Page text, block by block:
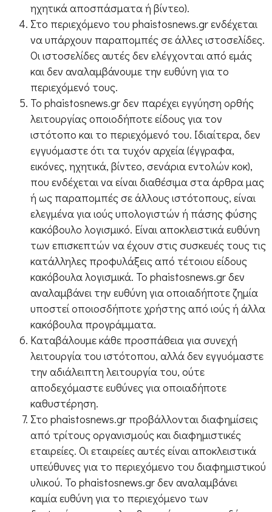
ηχητικά αποσπάσματα ή βίντεο).
Στο περιεχόμενο του phaistosnews.gr ενδέχεται
να υπάρχουν παραπομπές σε άλλες ιστοσελίδες.
Οι ιστοσελίδες αυτές δεν ελέγχονται από εμάς
και δεν αναλαμβάνουμε την ευθύνη για το
περιεχόμενό τους.
Το phaistosnews.gr δεν παρέχει εγγύηση ορθής
λειτουργίας οποιοδήποτε είδους για τον
ιστότοπο και το περιεχόμενό του. Ιδιαίτερα, δεν
εγγυόμαστε ότι τα τυχόν αρχεία (έγγραφα,
εικόνες, ηχητικά, βίντεο, σενάρια εντολών κοκ),
που ενδέχεται να είναι διαθέσιμα στα άρθρα μας
ή ως παραπομπές σε άλλους ιστότοπους, είναι
ελεγμένα για ιούς υπολογιστών ή πάσης φύσης
κακόβουλο λογισμικό. Είναι αποκλειστικά ευθύνη
των επισκεπτών να έχουν στις συσκευές τους τις
κατάλληλες προφυλάξεις από τέτοιου είδους
κακόβουλα λογισμικά. Το phaistosnews.gr δεν
αναλαμβάνει την ευθύνη για οποιαδήποτε ζημία
υποστεί οποιοσδήποτε χρήστης από ιούς ή άλλα
κακόβουλα προγράμματα.
Καταβάλουμε κάθε προσπάθεια για συνεχή
λειτουργία του ιστότοπου, αλλά δεν εγγυόμαστε
την αδιάλειπτη λειτουργία του, ούτε
αποδεχόμαστε ευθύνες για οποιαδήποτε
καθυστέρηση.
Στο phaistosnews.gr προβάλλονται διαφημίσεις
από τρίτους οργανισμούς και διαφημιστικές
εταιρείες. Οι εταιρείες αυτές είναι αποκλειστικά
υπεύθυνες για το περιεχόμενο του διαφημιστικού
υλικού. Το phaistosnews.gr δεν αναλαμβάνει
καμία ευθύνη για το περιεχόμενο των